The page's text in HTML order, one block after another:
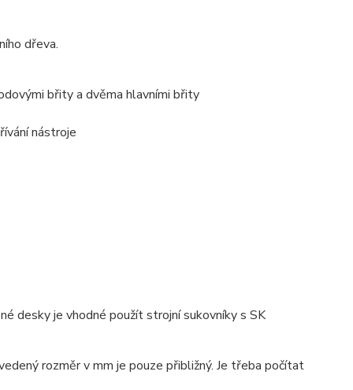
dřeva.
břity a dvěma hlavními břity
nástroje
desky je vhodné použít strojní sukovníky s SK
rozměr v mm je pouze přibližný. Je třeba počítat